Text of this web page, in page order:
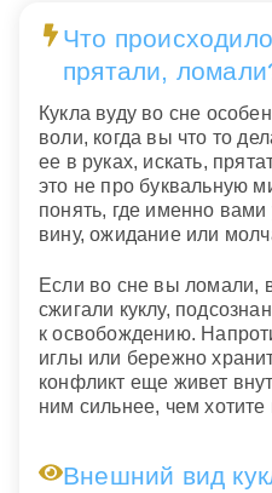
Что
прятали,
Кукла вуду во сне
воли, когда вы что то
ее в руках, искать,
это не про буквальную
понять, где именно
вину, ожидание или
Если во сне вы ломали,
сжигали куклу,
к освобождению.
иглы или бережно
конфликт еще живет
ним сильнее, чем хотите
Внешний вид